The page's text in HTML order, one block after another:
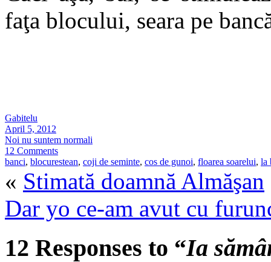
faţa blocului, seara pe
Gabitelu
April 5, 2012
Noi nu suntem normali
12 Comments
banci, blocurestean, coji de seminte, cos de gunoi, floarea soarelui, la
« Stimată doamnă Almăşan
Dar yo ce-am avut cu
12 Responses to “Ia